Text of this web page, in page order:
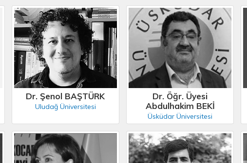
Dr. Şenol BAŞTÜRK
Uludağ Üniversitesi
Dr. Öğr. Üyesi
Abdulhakim BEKİ
Üsküdar Üniversitesi